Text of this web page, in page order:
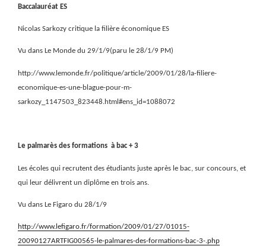
Baccalauréat ES
Nicolas Sarkozy critique la filière économique ES
Vu dans Le Monde du 29/1/9(paru le 28/1/9 PM)
http://www.lemonde.fr/politique/article/2009/01/28/la-filiere-
economique-es-une-blague-pour-m-
sarkozy_1147503_823448.html#ens_id=1088072
Le palmarès des formations à bac + 3
Les écoles qui recrutent des étudiants juste après le bac, sur concours, et
qui leur délivrent un diplôme en trois ans.
Vu dans Le Figaro du 28/1/9
http://www.lefigaro.fr/formation/2009/01/27/01015-
20090127ARTFIG00565-le-palmares-des-formations-bac-3-.php